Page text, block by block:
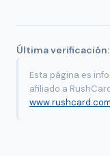
Última verificación:
Esta página es
afiliado a
www.rushcard.com